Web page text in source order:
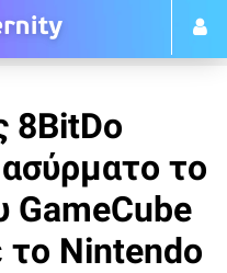
8BitDo
το
GameCube
το Nintendo